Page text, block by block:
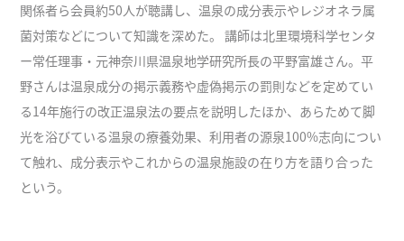
関係者ら会員約50人が聴講し、温泉の成分表示やレジオネラ属
菌対策などについて知識を深めた。 講師は北里環境科学センタ
ー常任理事・元神奈川県温泉地学研究所長の平野富雄さん。平
野さんは温泉成分の掲示義務や虚偽掲示の罰則などを定めてい
る14年施行の改正温泉法の要点を説明したほか、あらためて脚
光を浴びている温泉の療養効果、利用者の源泉100%志向につい
て触れ、成分表示やこれからの温泉施設の在り方を語り合った
という。